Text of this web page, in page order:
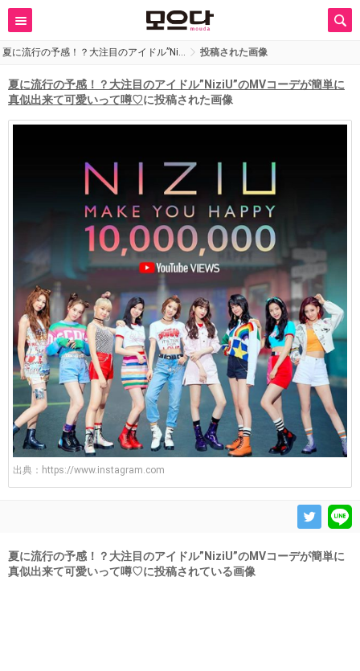
夏に流行の予感！？大注目のアイドル”Ni… 投稿された画像
夏に流行の予感！？大注目のアイドル”NiziU”のMVコーデが簡単に
真似出来て可愛いって噂♡に投稿された画像
出典： https://www.instagram.com
夏に流行の予感！？大注目のアイドル”NiziU”のMVコーデが簡単に
真似出来て可愛いって噂♡に投稿されている画像